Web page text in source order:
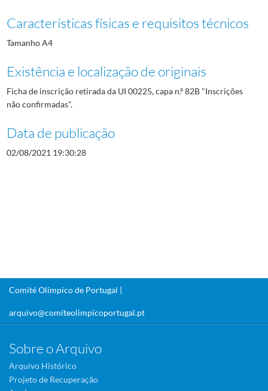
Características físicas e requisitos técnicos
Tamanho A4
Existência e localização de originais
Ficha de inscrição retirada da UI 00225, capa n.º 82B "Inscrições
não confirmadas".
Data de publicação
02/08/2021 19:30:28
Comité Olímpico de Portugal |
arquivo@comiteolimpicoportugal.pt
Sobre o Arquivo
Arquivo Histórico
Projeto de Recuperação